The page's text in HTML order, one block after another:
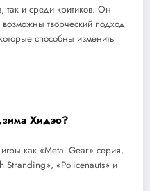
так и среди критиков. Он
творческий подход
способны изменить
Хидэо?
как «Metal Gear» серия,
Stranding», «Policenauts» и